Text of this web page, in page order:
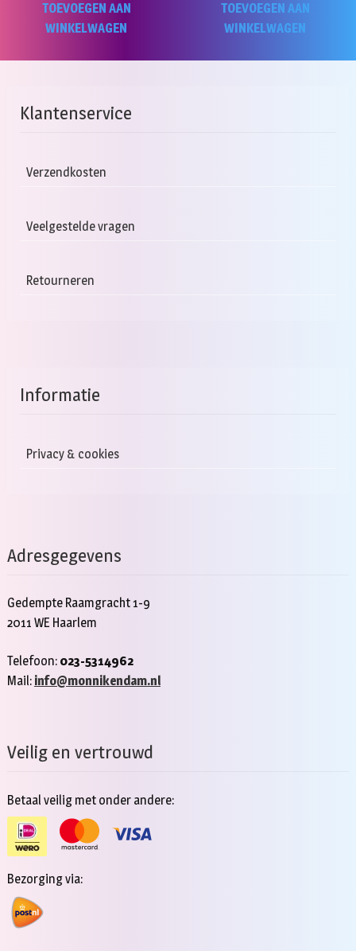
TOEVOEGEN AAN
WINKELWAGEN
TOEVOEGEN AAN
WINKELWAGEN
Klantenservice
Verzendkosten
Veelgestelde vragen
Retourneren
Informatie
Privacy & cookies
Adresgegevens
Gedempte Raamgracht 1-9
2011 WE Haarlem
Telefoon: 023-5314962
Mail: info@monnikendam.nl
Veilig en vertrouwd
Betaal veilig met onder andere:
Bezorging via: